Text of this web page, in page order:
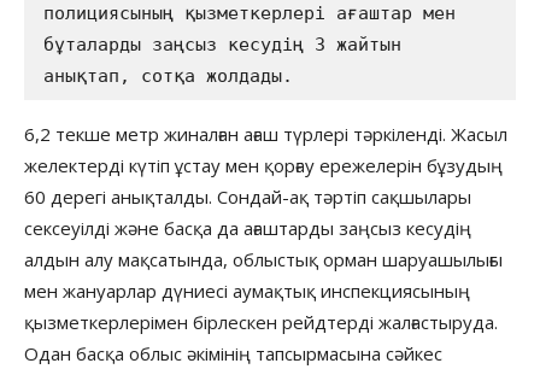
полициясының қызметкерлері ағаштар мен
бұталарды заңсыз кесудің 3 жайтын
анықтап, сотқа жолдады.
6,2 текше метр жиналған ағаш түрлері тәркіленді. Жасыл
желектерді күтіп ұстау мен қорғау ережелерін бұзудың
60 дерегі анықталды. Сондай-ақ тәртіп сақшылары
сексеуілді және басқа да ағаштарды заңсыз кесудің
алдын алу мақсатында, облыстық орман шаруашылығы
мен жануарлар дүниесі аумақтық инспекциясының
қызметкерлерімен бірлескен рейдтерді жалғастыруда.
Одан басқа облыс әкімінің тапсырмасына сәйкес